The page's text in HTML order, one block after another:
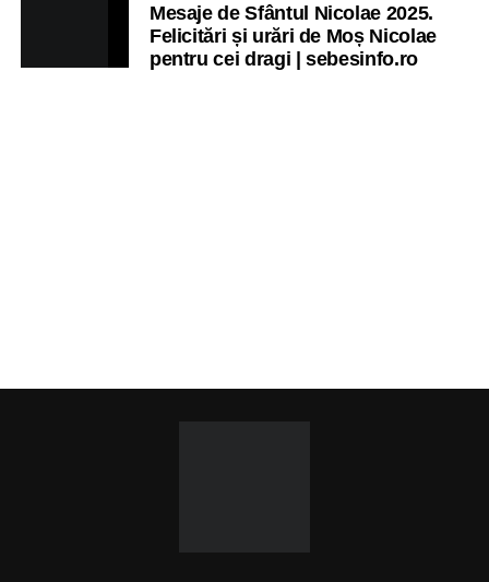
Mesaje de Sfântul Nicolae 2025.
Felicitări și urări de Moș Nicolae
pentru cei dragi | sebesinfo.ro